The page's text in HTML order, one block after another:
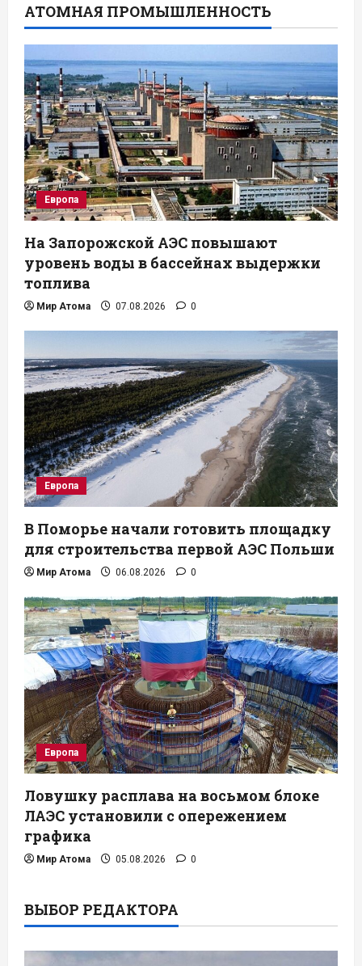
АТОМНАЯ ПРОМЫШЛЕННОСТЬ
Европа
На Запорожской АЭС повышают
уровень воды в бассейнах выдержки
топлива
Мир Атома 07.08.2026 0
Европа
В Поморье начали готовить площадку
для строительства первой АЭС Польши
Мир Атома 06.08.2026 0
Европа
Ловушку расплава на восьмом блоке
ЛАЭС установили с опережением
графика
Мир Атома 05.08.2026 0
ВЫБОР РЕДАКТОРА